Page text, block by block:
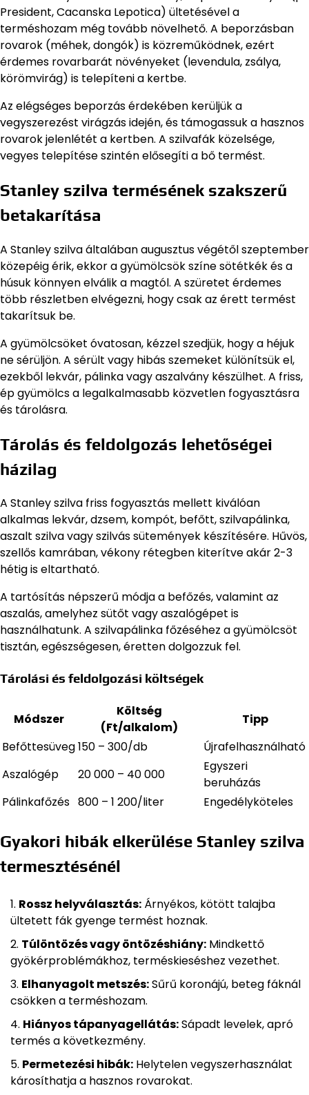
President, Cacanska Lepotica) ültetésével a
terméshozam még tovább növelhető. A beporzásban
rovarok (méhek, dongók) is közreműködnek, ezért
érdemes rovarbarát növényeket (levendula, zsálya,
körömvirág) is telepíteni a kertbe.
Az elégséges beporzás érdekében kerüljük a
vegyszerezést virágzás idején, és támogassuk a hasznos
rovarok jelenlétét a kertben. A szilvafák közelsége,
vegyes telepítése szintén elősegíti a bő termést.
Stanley szilva termésének szakszerű
betakarítása
A Stanley szilva általában augusztus végétől szeptember
közepéig érik, ekkor a gyümölcsök színe sötétkék és a
húsuk könnyen elválik a magtól. A szüretet érdemes
több részletben elvégezni, hogy csak az érett termést
takarítsuk be.
A gyümölcsöket óvatosan, kézzel szedjük, hogy a héjuk
ne sérüljön. A sérült vagy hibás szemeket különítsük el,
ezekből lekvár, pálinka vagy aszalvány készülhet. A friss,
ép gyümölcs a legalkalmasabb közvetlen fogyasztásra
és tárolásra.
Tárolás és feldolgozás lehetőségei
házilag
A Stanley szilva friss fogyasztás mellett kiválóan
alkalmas lekvár, dzsem, kompót, befőtt, szilvapálinka,
aszalt szilva vagy szilvás sütemények készítésére. Hűvös,
szellős kamrában, vékony rétegben kiterítve akár 2-3
hétig is eltartható.
A tartósítás népszerű módja a befőzés, valamint az
aszalás, amelyhez sütőt vagy aszalógépet is
használhatunk. A szilvapálinka főzéséhez a gyümölcsöt
tisztán, egészségesen, éretten dolgozzuk fel.
Tárolási és feldolgozási költségek
Módszer
Költség
(Ft/alkalom)
Tipp
Befőttesüveg150 – 300/db
Újrafelhasználható
Aszalógép
20 000 – 40 000
Egyszeri
beruházás
Pálinkafőzés 800 – 1 200/liter Engedélyköteles
Gyakori hibák elkerülése Stanley szilva
termesztésénél
Rossz helyválasztás: Árnyékos, kötött talajba
ültetett fák gyenge termést hoznak.
Túlöntözés vagy öntözéshiány: Mindkettő
gyökérproblémákhoz, terméskieséshez vezethet.
Elhanyagolt metszés:Sűrű koronájú, beteg fáknál
csökken a terméshozam.
Hiányos tápanyagellátás:Sápadt levelek, apró
termés a következmény.
Permetezési hibák: Helytelen vegyszerhasználat
károsíthatja a hasznos rovarokat.